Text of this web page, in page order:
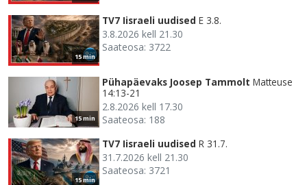
15 min
TV7 Iisraeli uudised E 3.8.
3.8.2026 kell 21.30
Saateosa: 3722
15 min
Pühapäevaks Joosep Tammolt Matteuse
14:13-21
2.8.2026 kell 17.30
Saateosa: 188
15 min
TV7 Iisraeli uudised R 31.7.
31.7.2026 kell 21.30
Saateosa: 3721